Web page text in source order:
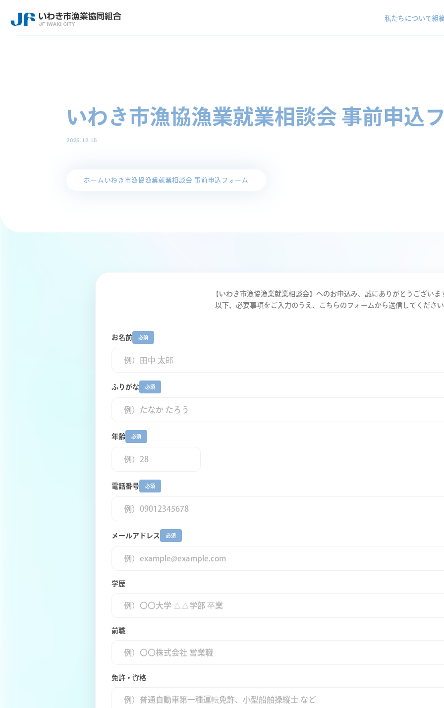
私たちについて組
いわき市漁協漁業就業相談会 事前申込
2025.12.15
ホーム いわき市漁協漁業就業相談会 事前申込フォーム
【いわき市漁協漁業就業相談会】へのお申込み、誠にありがとうございま
以下、必要事項をご入力のうえ、こちらのフォームから送信してくださ
お名前 必須
ふりがな 必須
年齢 必須
電話番号 必須
メールアドレス 必須
学歴
前職
免許・資格